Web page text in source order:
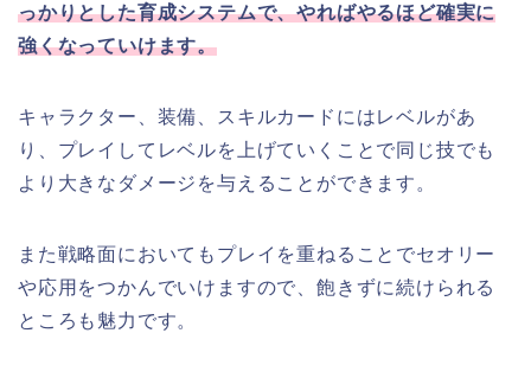
っかりとした育成システムで、やればやるほど確実に
強くなっていけます。
キャラクター、装備、スキルカードにはレベルがあ
り、プレイしてレベルを上げていくことで同じ技でも
より大きなダメージを与えることができます。
また戦略面においてもプレイを重ねることでセオリー
や応用をつかんでいけますので、飽きずに続けられる
ところも魅力です。